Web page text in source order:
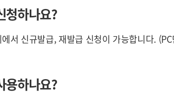
청하나요?
서 신규발급, 재발급 신청이 가능합니다.
용하나요?